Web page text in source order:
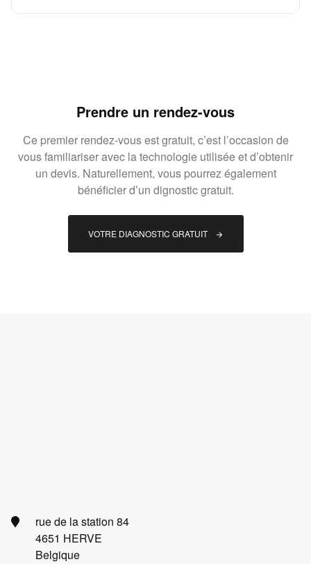
Prendre un rendez-vous
Ce premier rendez-vous est gratuit, c’est l’occasion de
vous familiariser avec la technologie utilisée et d’obtenir
un devis. Naturellement, vous pourrez également
bénéficier d’un dignostic gratuit.
VOTRE DIAGNOSTIC GRATUIT
rue de la station 84
4651 HERVE
Belgique